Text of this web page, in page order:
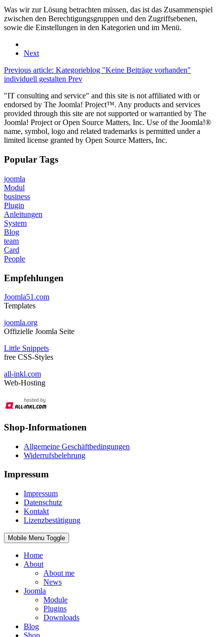
Was wir zur Lösung betrachten müssen, das ist das Zusammenspiel
zwischen den Berechtigungsgruppen und den Zugriffsebenen,
sowie die Einstellungen in den Kategorien und im Menü.
Next
Previous article: Kategorieblog "Keine Beiträge vorhanden"
individuell gestalten Prev
"IT consulting and service" and this site is not affiliated with or
endorsed by The Joomla! Project™. Any products and services
provided through this site are not supported or warrantied by The
Joomla! Project or Open Source Matters, Inc. Use of the Joomla!®
name, symbol, logo and related trademarks is permitted under a
limited license granted by Open Source Matters, Inc.
Popular Tags
joomla
Modul
business
Plugin
Anleitungen
System
Blog
team
Card
People
Empfehlungen
Joomla51.com
Templates
joomla.org
Offizielle Joomla Seite
Little Snippets
free CSS-Styles
all-inkl.com
Web-Hosting
Shop-Informationen
Allgemeine Geschäftbedingungen
Widerrufsbelehrung
Impressum
Impressum
Datenschutz
Kontakt
Lizenzbestätigung
Mobile Menu Toggle
Home
About
About me
News
Joomla
Module
Plugins
Downloads
Blog